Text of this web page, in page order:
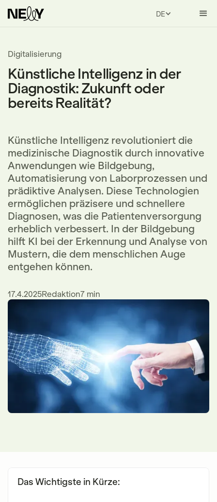
DEUTSCH
Digitalisierung
Künstliche Intelligenz in der
Diagnostik: Zukunft oder
bereits Realität?
Künstliche Intelligenz revolutioniert die
medizinische Diagnostik durch innovative
Anwendungen wie Bildgebung,
Automatisierung von Laborprozessen und
prädiktive Analysen. Diese Technologien
ermöglichen präzisere und schnellere
Diagnosen, was die Patientenversorgung
erheblich verbessert. In der Bildgebung
hilft KI bei der Erkennung und Analyse von
Mustern, die dem menschlichen Auge
entgehen können.
17.4.2025Redaktion7 min
Das Wichtigste in Kürze: